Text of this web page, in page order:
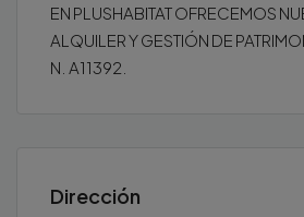
EN PLUSHABITAT OFRECEMOS
ALQUILER Y GESTIÓN DE
N. A11392.
Dirección